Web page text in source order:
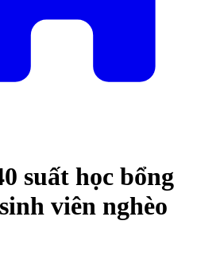
suất học bổng
viên nghèo